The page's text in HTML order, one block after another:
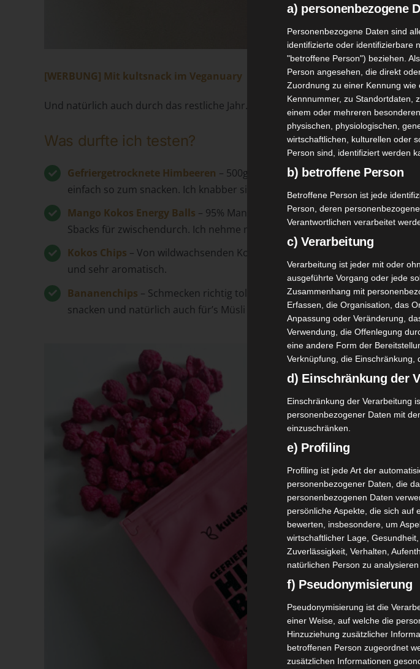
[WERBUNG] Mit kultsnack im Veganuary
Und natürlich auch durch das restliche Jahr. Die leckeren Snacks von@kultsnack
Was durfte ich testen?
Gefriergetrocknete Himbeeren – 500g gefriergetrocknete Himbeeren
einfach so zum snacken. Ich knabber sie total gerne auf dem Sofa.
Mango Kokos Energy Balls – 95% Mango + 5% Kokos = 100% Frucht.
Sbacks für zwischendurch. Ich nehme mir gerne ein paar mit auf Arbeit, so
Kokos Chips – Von wildwachsenden Kokosnüssen. Knackig und knusprig.
und sehr aromatisch.
Bananenchips – Schmecken richtig toll nach Banane. Mit Kokosöl
snacken und natürlich auch für’s Müsli perfekt.
a) personenbezogene
Personenbezogene Daten sind
identifizierte oder identifizierbare
"betroffene Person") beziehen.
Person angesehen, die direkt
Zuordnung zu einer Kennung
Kennnummer, zu Standortdaten,
einem oder mehreren
physischen, physiologischen,
wirtschaftlichen, kulturellen oder
Person sind, identifiziert werden
b) betroffene Person
Betroffene Person ist jede
Person, deren
Verantwortlichen verarbeitet
c) Verarbeitung
Verarbeitung ist jeder mit oder
ausgeführte Vorgang oder jede
Zusammenhang mit
Erfassen, die Organisation, das
Anpassung oder Veränderung,
Verwendung, die Offenlegung
eine andere Form der
Verknüpfung, die Einschränkung,
d) Einschränkung der
Einschränkung der Verarbeitung
personenbezogener Daten mit
einzuschränken.
e) Profiling
Profiling ist jede Art der
personenbezogener Daten, die
personenbezogenen Daten
persönliche Aspekte, die sich auf
bewerten, insbesondere, um
wirtschaftlicher Lage,
Zuverlässigkeit, Verhalten,
natürlichen Person zu
f) Pseudonymisierung
Pseudonymisierung ist die
einer Weise, auf welche die
Hinzuziehung zusätzlicher
betroffenen Person zugeordnet
zusätzlichen Informationen